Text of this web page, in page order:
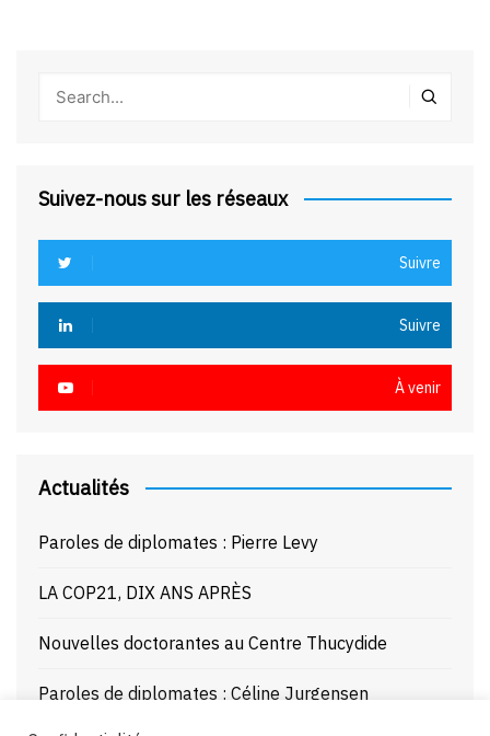
Suivez-nous sur les réseaux
Suivre
Suivre
À venir
Actualités
Paroles de diplomates : Pierre Levy
LA COP21, DIX ANS APRÈS
Nouvelles doctorantes au Centre Thucydide
Paroles de diplomates : Céline Jurgensen